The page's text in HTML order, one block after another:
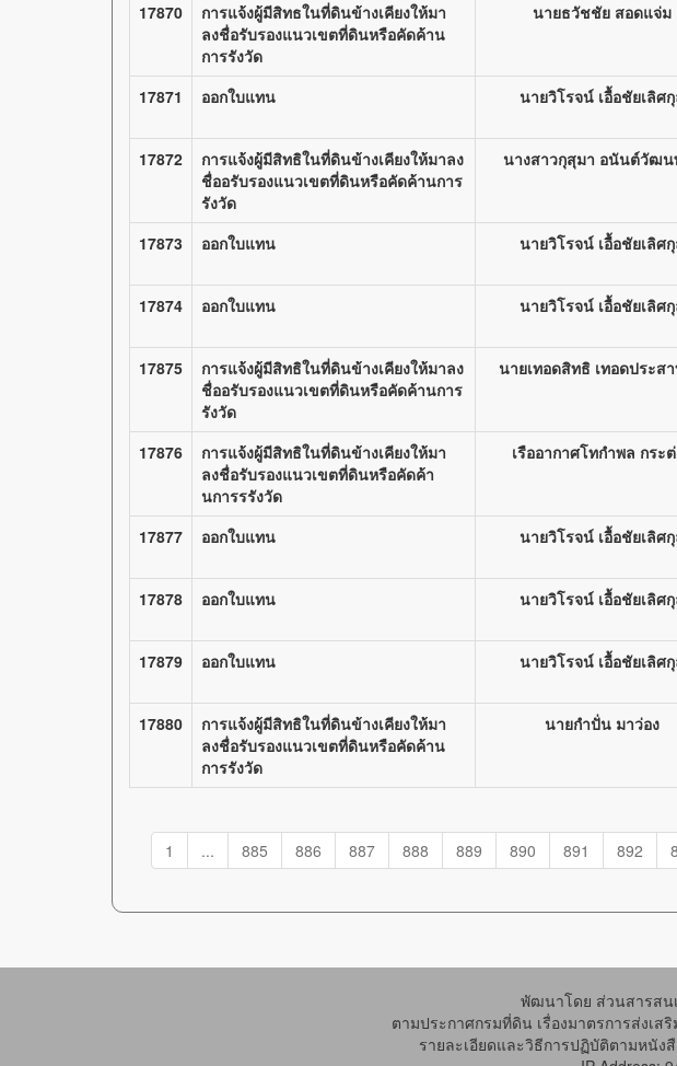
17870
การแจ้งผู้มีสิทธในที่ดินข้างเคียงให้มา
ลงชื่อรับรองแนวเขตที่ดินหรือคัดค้าน
การรังวัด
นายธวัชชัย สอดแจ่ม
17871 ออกใบแทน นายวิโรจน์ เอื้อชัยเลิศ
17872
การแจ้งผู้มีสิทธิในที่ดินข้างเคียงให้มาลง
ชื่ออรับรองแนวเขตที่ดินหรือคัดค้านการ
รังวัด
นางสาวกุสุมา อนันต์วัฒน
17873 ออกใบแทน นายวิโรจน์ เอื้อชัยเลิศ
17874
ออกใบแทน นายวิโรจน์ เอื้อชัยเลิศ
17875
การแจ้งผู้มีสิทธิในที่ดินข้างเคียงให้มาลง
ชื่ออรับรองแนวเขตที่ดินหรือคัดค้านการ
รังวัด
นายเทอดสิทธิ เทอดประส
17876
การแจ้งผู้มีสิทธิในที่ดินข้างเคียงให้มา
ลงชื่อรับรองแนวเขตที่ดินหรือคัดค้า
นการรรังวัด
เรืออากาศโทกำพล กระ
17877 ออกใบแทน นายวิโรจน์ เอื้อชัยเลิศ
17878
ออกใบแทน นายวิโรจน์ เอื้อชัยเลิศ
17879
ออกใบแทน นายวิโรจน์ เอื้อชัยเลิศ
17880
การแจ้งผู้มีสิทธิในที่ดินข้างเคียงให้มา
ลงชื่อรับรองแนวเขตที่ดินหรือคัดค้าน
การรังวัด
นายกำปั่น มาว่อง
1 ... 885 886 887 888 889 890 891 892
พัฒนาโดย ส่วนสารสน
ตามประกาศกรมที่ดิน เรื่องมาตรการส่งเ
รายละเอียดและวิธีการปฏิบัติตามหนัง